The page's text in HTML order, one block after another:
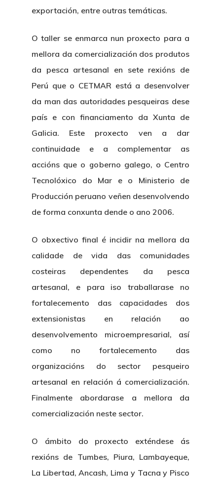
exportación, entre outras temáticas.
O taller se enmarca nun proxecto para a
mellora da comercialización dos produtos
da pesca artesanal en sete rexións de
Perú que o CETMAR está a desenvolver
da man das autoridades pesqueiras dese
país e con financiamento da Xunta de
Galicia. Este proxecto ven a dar
continuidade e a complementar as
accións que o goberno galego, o Centro
Tecnolóxico do Mar e o Ministerio de
Producción peruano veñen desenvolvendo
de forma conxunta dende o ano 2006.
O obxectivo final é incidir na mellora da
calidade de vida das comunidades
costeiras dependentes da pesca
artesanal, e para iso traballarase no
fortalecemento das capacidades dos
extensionistas en relación ao
desenvolvemento microempresarial, así
como no fortalecemento das
organizacións do sector pesqueiro
artesanal en relación á comercialización.
Finalmente abordarase a mellora da
comercialización neste sector.
O ámbito do proxecto exténdese ás
rexións de Tumbes, Piura, Lambayeque,
La Libertad, Ancash, Lima y Tacna y Pisco